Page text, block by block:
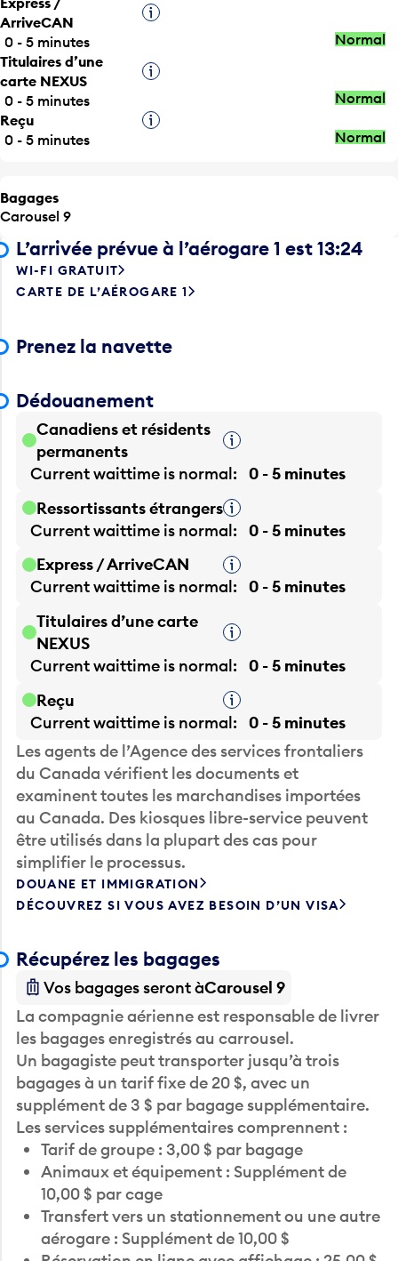
ArriveCAN
Infobulle
0 - 5 minutes
Normal
Titulaires d’une
carte NEXUS
Infobulle
0 - 5 minutes
Normal
Reçu
Infobulle
0 - 5 minutes
Normal
Bagages
Carousel 9
L’arrivée prévue à l’aérogare 1 est 13:24
WI-FI GRATUIT
CARTE DE L’AÉROGARE 1
Prenez la navette
Dédouanement
Canadiens et résidents
permanents
Infobulle
Current waittime is normal
0 - 5 minutes
Ressortissants étrangersInfobulle
Current waittime is normal
0 - 5 minutes
Express / ArriveCAN
Infobulle
Current waittime is normal
0 - 5 minutes
Titulaires d’une carte
NEXUS
Infobulle
Current waittime is normal
0 - 5 minutes
Reçu
Infobulle
Current waittime is normal
0 - 5 minutes
Les agents de l’Agence des services frontaliers
du Canada vérifient les documents et
examinent toutes les marchandises importées
au Canada. Des kiosques libre-service peuvent
être utilisés dans la plupart des cas pour
simplifier le processus.
DOUANE ET IMMIGRATION
DÉCOUVREZ SI VOUS AVEZ BESOIN D’UN VISA
Récupérez les bagages
Vos bagages seront àCarousel 9
La compagnie aérienne est responsable de livrer
les bagages enregistrés au carrousel.
Un bagagiste peut transporter jusqu’à trois
bagages à un tarif fixe de 20 $, avec un
supplément de 3 $ par bagage supplémentaire.
Les services supplémentaires comprennent :
Tarif de groupe : 3,00 $ par bagage
Animaux et équipement : Supplément de
10,00 $ par cage
Transfert vers un stationnement ou une autre
aérogare : Supplément de 10,00 $